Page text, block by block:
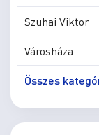
Szuhai Viktor
Városháza
Összes